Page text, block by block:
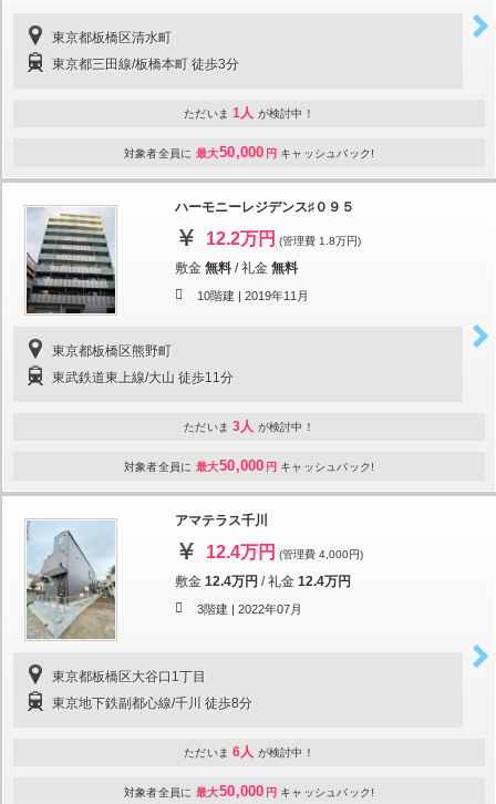
東京都板橋区清水町
東京都三田線/板橋本町 徒歩3分
ただいま 1人 が検討中！
対象者全員に 最大50,000 円 キャッシュバック!
ハーモニーレジデンス♯０９５
12.2万円 (管理費 1.8万円)
敷金 無料 /礼金 無料
10階建 | 2019年11月
東京都板橋区熊野町
東武鉄道東上線/大山 徒歩11分
ただいま 3人 が検討中！
対象者全員に 最大50,000 円 キャッシュバック!
アマテラス千川
12.4万円 (管理費 4,000円)
敷金 12.4万円 /礼金 12.4万円
3階建 | 2022年07月
東京都板橋区大谷口1丁目
東京地下鉄副都心線/千川 徒歩8分
ただいま 6人 が検討中！
対象者全員に 最大50,000 円 キャッシュバック!